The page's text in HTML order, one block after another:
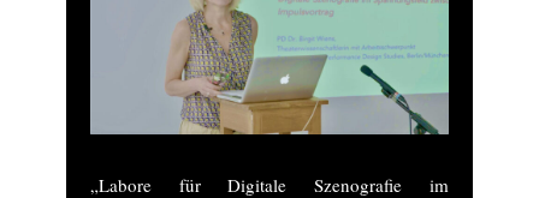
„Labore für Digitale Szenografie im